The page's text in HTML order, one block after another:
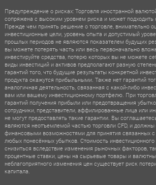
Предупреждение о рисках: Торговля иностранной
сопряжена с высоким уровнем риска и может подходить
Прежде чем принять решение о торговле, внимательно
инвестиционные цели, уровень опыта и допустимый
прошлых периодов не являются показателем будущих
вы можете потерять часть или весь первоначально
инвестируйте средства, потерю которых вы не можете
виды инвестиций и активов предполагают разную
гарантий того, что будущие результаты конкретной
продукта окажутся прибыльными. Также нет гарантий
аналогичная деятельность, связанная с какой-либо
вам или вашему инвестиционному портфелю. При
гарантий получения прибыли или предотвращения
сотрудники, представители, аффилированные лица или
не могут предоставлять такие гарантии. Вы
являются неотъемлемой частью торговли CFD, и
финансовыми возможностями для принятия связанных
любых понесённых убытков. Стоимость
снизиться вследствие изменения рыночных факторов,
процентные ставки, цены на сырьевые товары и
неблагоприятного изменения цен существует риск
капитала.